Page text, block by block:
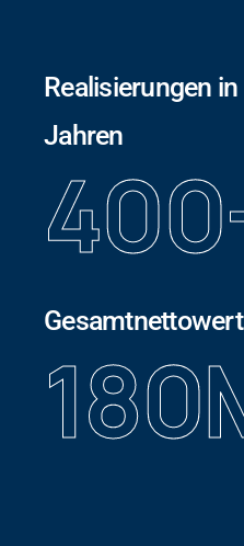
Realisierungen
Jahren
400
180